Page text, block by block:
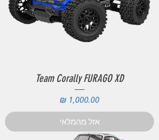
Team Corally FURAGO XD
מחיר
אזל מהמלאי